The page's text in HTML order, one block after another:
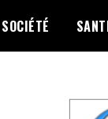
SOCIÉTÉ